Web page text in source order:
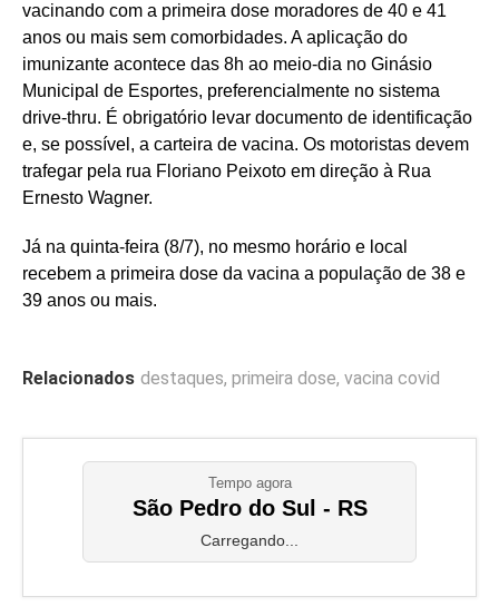
vacinando com a primeira dose moradores de 40 e 41
anos ou mais sem comorbidades. A aplicação do
imunizante acontece das 8h ao meio-dia no Ginásio
Municipal de Esportes, preferencialmente no sistema
drive-thru. É obrigatório levar documento de identificação
e, se possível, a carteira de vacina. Os motoristas devem
trafegar pela rua Floriano Peixoto em direção à Rua
Ernesto Wagner.
Já na quinta-feira (8/7), no mesmo horário e local
recebem a primeira dose da vacina a população de 38 e
39 anos ou mais.
Relacionados destaques, primeira dose, vacina covid
Tempo agora
São Pedro do Sul - RS
Carregando...